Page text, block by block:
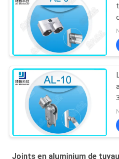
Joints en aluminium de